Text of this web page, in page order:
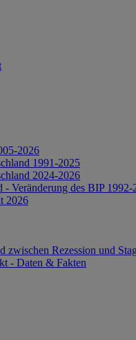
2026
1991-2025
2024-2026
- Veränderung des BIP 1992-
2026
zwischen Rezession und
- Daten & Fakten